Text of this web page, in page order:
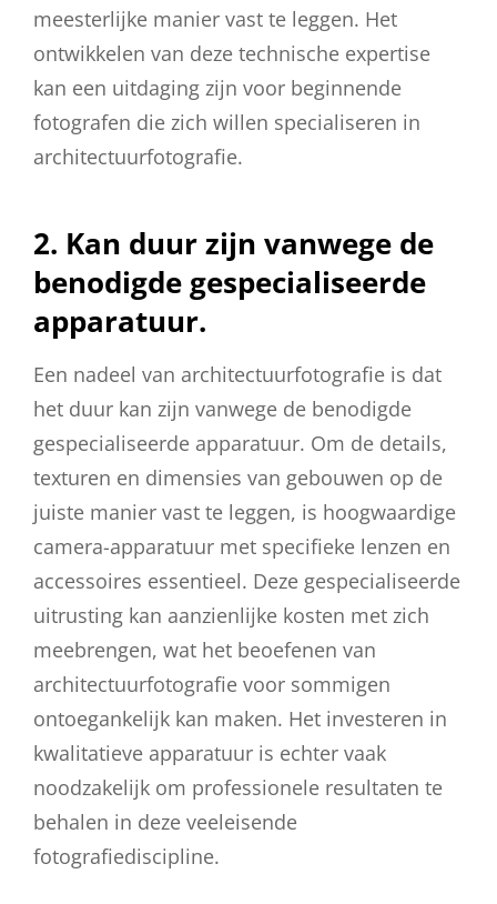
meesterlijke manier vast te leggen. Het
ontwikkelen van deze technische expertise
kan een uitdaging zijn voor beginnende
fotografen die zich willen specialiseren in
architectuurfotografie.
2. Kan duur zijn vanwege de
benodigde gespecialiseerde
apparatuur.
Een nadeel van architectuurfotografie is dat
het duur kan zijn vanwege de benodigde
gespecialiseerde apparatuur. Om de details,
texturen en dimensies van gebouwen op de
juiste manier vast te leggen, is hoogwaardige
camera-apparatuur met specifieke lenzen en
accessoires essentieel. Deze gespecialiseerde
uitrusting kan aanzienlijke kosten met zich
meebrengen, wat het beoefenen van
architectuurfotografie voor sommigen
ontoegankelijk kan maken. Het investeren in
kwalitatieve apparatuur is echter vaak
noodzakelijk om professionele resultaten te
behalen in deze veeleisende
fotografiediscipline.